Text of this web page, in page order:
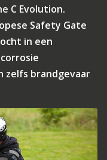
C Evolution.
Safety Gate
in een
zelfs brandgevaar